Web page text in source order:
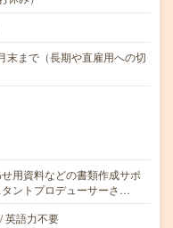
末まで（長期や直雇用への切
用資料などの書類作成サポ
ントプロデューサーさ…
英語力不要